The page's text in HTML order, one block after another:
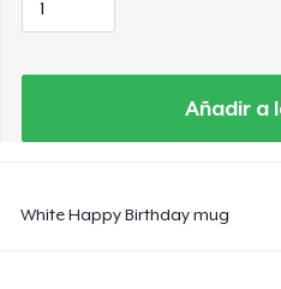
Añadir a
White Happy Birthday mug